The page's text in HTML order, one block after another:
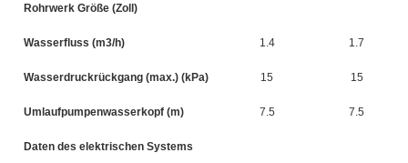
Rohrwerk Größe (Zoll)
Wasserfluss (m3/h) 1.4 1.7
Wasserdruckrückgang (max.) (kPa) 15 15
Umlaufpumpenwasserkopf (m) 7.5 7.5
Daten des elektrischen Systems